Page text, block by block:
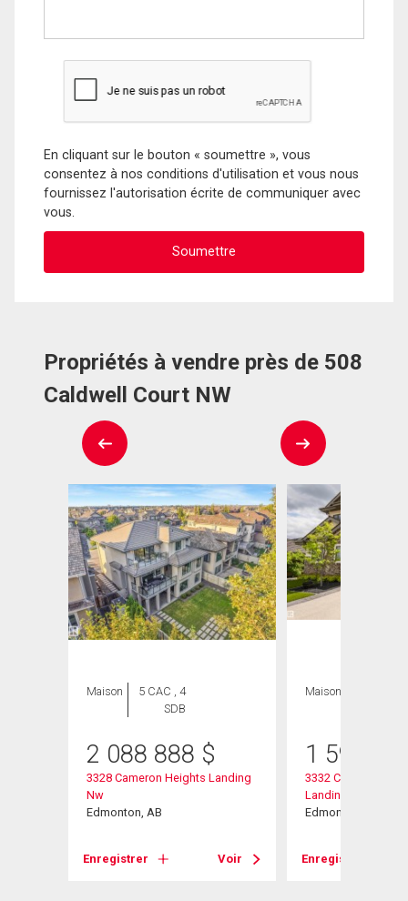
En cliquant sur le bouton « soumettre », vous
consentez à nos conditions d'utilisation et vous nous
fournissez l'autorisation écrite de communiquer avec
vous.
Propriétés à vendre près de 508
Caldwell Court NW
Maison
5 CAC , 4
SDB
2 088 888 $
3328 Cameron Heights Landing
Nw
Edmonton, AB
Enregistrer Voir
Maison
1 599
3332 Cameron
Landing Nw
Edmonton, AB
Enregistrer